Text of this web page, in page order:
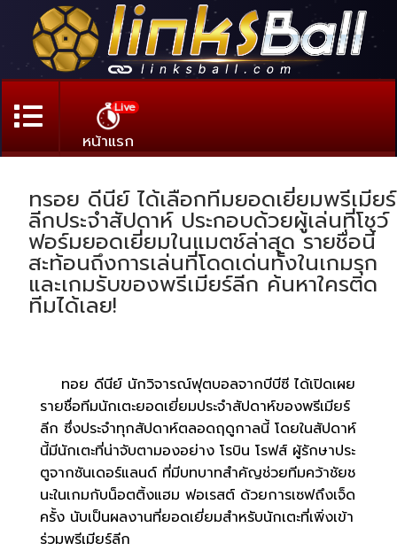
Live
หน้าแรก
ทรอย ดีนีย์ ได้เลือกทีมยอดเยี่ยมพรีเมียร์
ลีกประจำสัปดาห์ ประกอบด้วยผู้เล่นที่โชว์
ฟอร์มยอดเยี่ยมในแมตช์ล่าสุด รายชื่อนี้
สะท้อนถึงการเล่นที่โดดเด่นทั้งในเกมรุก
และเกมรับของพรีเมียร์ลีก ค้นหาใครติด
ทีมได้เลย!
ทอย ดีนีย์ นักวิจารณ์ฟุตบอลจากบีบีซี ได้เปิดเผย
รายชื่อทีมนักเตะยอดเยี่ยมประจำสัปดาห์ของพรีเมียร์
ลีก ซึ่งประจำทุกสัปดาห์ตลอดฤดูกาลนี้ โดยในสัปดาห์
นี้มีนักเตะที่น่าจับตามองอย่าง โรบิน โรฟส์ ผู้รักษาประ
ตูจากซันเดอร์แลนด์ ที่มีบทบาทสำคัญช่วยทีมคว้าชัยช
นะในเกมกับน็อตติ้งแฮม ฟอเรสต์ ด้วยการเซฟถึงเจ็ด
ครั้ง นับเป็นผลงานที่ยอดเยี่ยมสำหรับนักเตะที่เพิ่งเข้า
ร่วมพรีเมียร์ลีก